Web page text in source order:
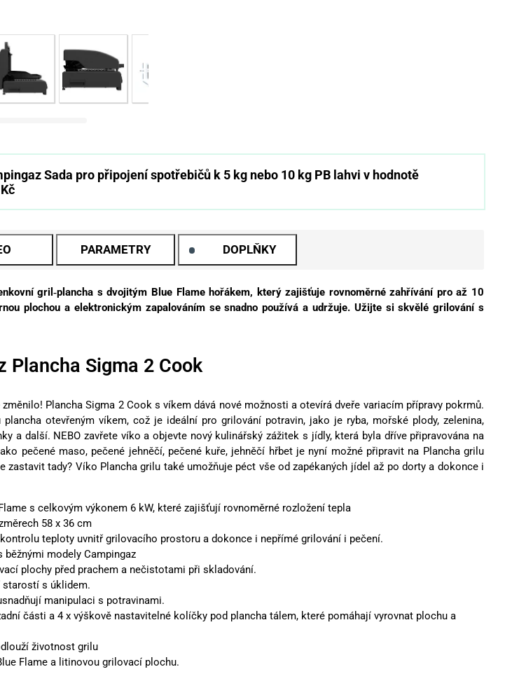
Sada pro připojení spotřebičů k 5 kg nebo 10 kg PB lahvi v hodnotě
PARAMETRY DOPLŇKY
gril‑plancha s dvojitým Blue Flame hořákem, který zajišťuje rovnoměrné zahřívání pro až 10
plochou a elektronickým zapalováním se snadno používá a udržuje. Užijte si skvělé grilování s
Plancha Sigma 2 Cook
Plancha Sigma 2 Cook s víkem dává nové možnosti a otevírá dveře variacím přípravy pokrmů.
otevřeným víkem, což je ideální pro grilování potravin, jako je ryba, mořské plody, zelenina,
a další. NEBO zavřete víko a objevte nový kulinářský zážitek s jídly, která byla dříve připravována na
pečené maso, pečené jehněčí, pečené kuře, jehněčí hřbet je nyní možné připravit na Plancha grilu
zastavit tady? Víko Plancha grilu také umožňuje péct vše od zapékaných jídel až po dorty a dokonce i
s celkovým výkonem 6 kW, které zajišťují rovnoměrné rozložení tepla
58 x 36 cm
teploty uvnitř grilovacího prostoru a dokonce i nepřímé grilování i pečení.
modely Campingaz
plochy před prachem a nečistotami při skladování.
starostí s úklidem.
manipulaci s potravinami.
části a 4 x výškově nastavitelné kolíčky pod plancha tálem, které pomáhají vyrovnat plochu a
životnost grilu
Flame a litinovou grilovací plochu.